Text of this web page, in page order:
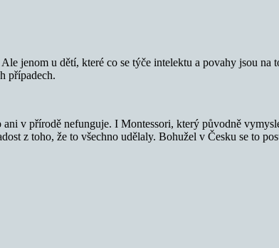
jenom u dětí, které co se týče intelektu a povahy jsou na
případech.
v přírodě nefunguje. I Montessori, který původně
z toho, že to všechno udělaly. Bohužel v Česku se to